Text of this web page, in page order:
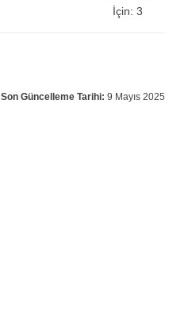
İçin: 3
Son Güncelleme Tarihi: 9 Mayıs 2025